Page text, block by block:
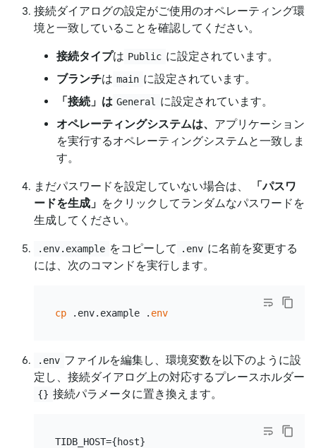
接続ダイアログの設定がご使用のオペレーティング環
境と一致していることを確認してください。
接続タイプは Public に設定されています。
ブランチは main に設定されています。
「接続」は General
に設定されています。
オペレーティングシステムは、 アプリケーション
を実行するオペレーティングシステムと一致しま
す。
まだパスワードを設定していない場合は、
「パスワ
ードを生成」 をクリックしてランダムなパスワードを
生成してください。
.env.example をコピーして .env に名前を変更する
には、次のコマンドを実行します。
cp .env.example . env
.env ファイルを編集し、環境変数を以下のように設
定し、接続ダイアログ上の対応するプレースホルダー
{} 接続パラメータに置き換えます。
TIDB_HOST={host}